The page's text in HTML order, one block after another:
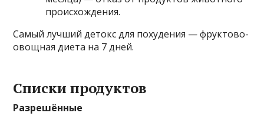
происхождения.
Самый лучший детокс для похудения — фруктово-
овощная диета на 7 дней.
Списки продуктов
Разрешённые